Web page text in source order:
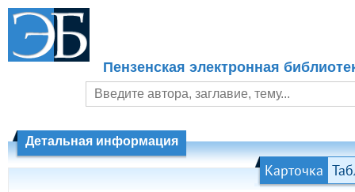
Пензенская электронная
Детальная информация
Карточка